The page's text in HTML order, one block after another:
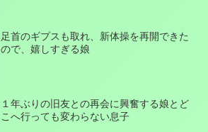
足首のギプスも取れ、新体操を再開できた
ので、嬉しすぎる娘
１年ぶりの旧友との再会に興奮する娘とど
こへ行っても変わらない息子